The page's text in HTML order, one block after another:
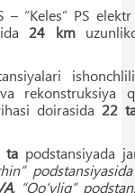
“Keles” PS
24 km
rekonstruksiya
doirasida 22
tapodstansiyada
, “Qo‘yliq”